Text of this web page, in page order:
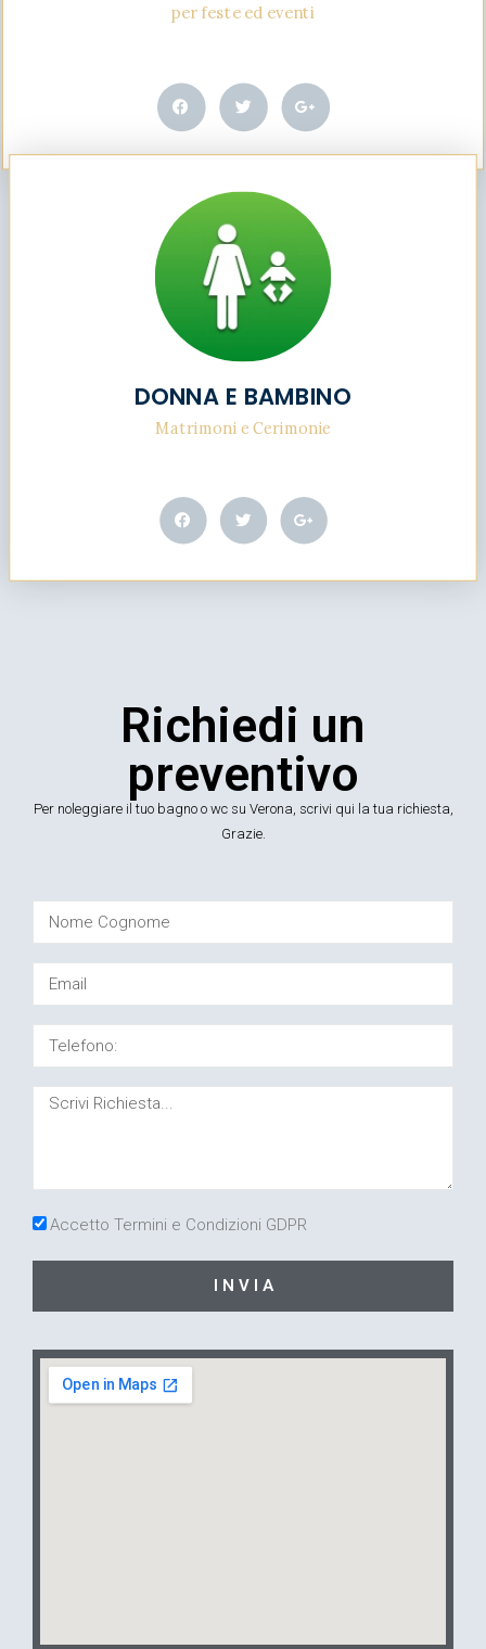
per feste ed eventi
DONNA E BAMBINO
Matrimoni e Cerimonie
Richiedi un
preventivo
Per noleggiare il tuo bagno o wc su Verona, scrivi qui la tua richiesta,
Grazie.
Accetto Termini e Condizioni GDPR
I N V I A